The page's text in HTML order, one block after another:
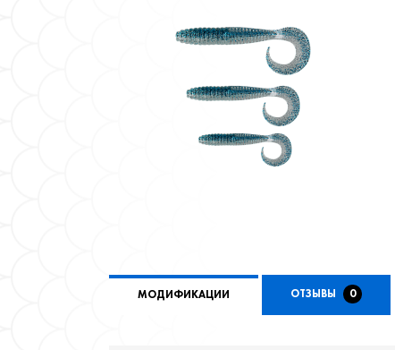
МОДИФИКАЦИИ ОТЗЫВЫ 0